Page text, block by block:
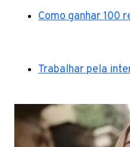
Como ganhar 100
Trabalhar pela